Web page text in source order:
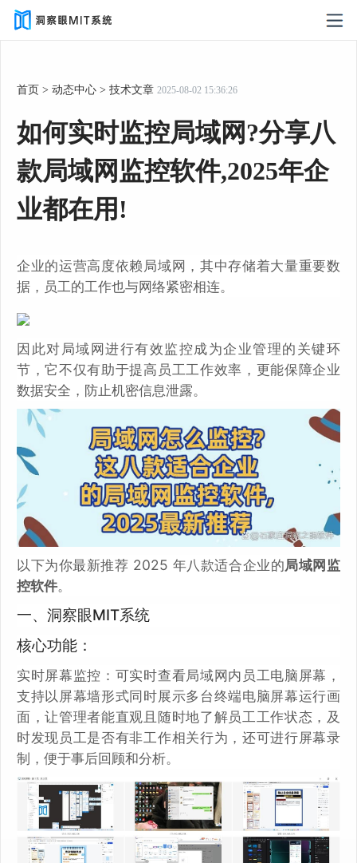
首页 > 动态中心 > 技术文章 2025-08-02 15:36:26
如何实时监控局域网?分享八
款局域网监控软件,2025年企
业都在用!
企业的运营高度依赖局域网，其中存储着大量重要数
据，员工的工作也与网络紧密相连。
因此对局域网进行有效监控成为企业管理的关键环
节，它不仅有助于提高员工工作效率，更能保障企业
数据安全，防止机密信息泄露。
以下为你最新推荐 2025 年八款适合企业的局域网监
控软件。
一、洞察眼MIT系统
核心功能：
实时屏幕监控：可实时查看局域网内员工电脑屏幕，
支持以屏幕墙形式同时展示多台终端电脑屏幕运行画
面，让管理者能直观且随时地了解员工工作状态，及
时发现员工是否有非工作相关行为，还可进行屏幕录
制，便于事后回顾和分析。